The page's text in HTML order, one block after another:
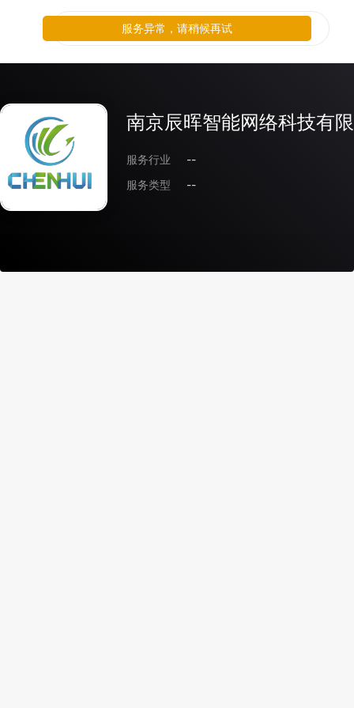
南京辰晖智能网络科技有
服务行业
--
服务类型
--
服务异常，请稍候再试